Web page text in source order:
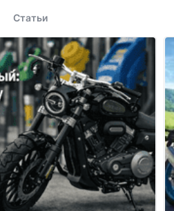
Статьи